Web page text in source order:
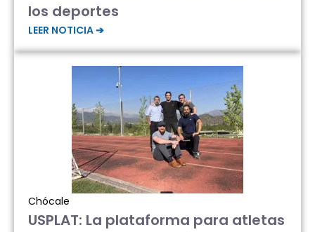
los deportes
LEER NOTICIA ➔
Chócale
USPLAT: La plataforma para atletas